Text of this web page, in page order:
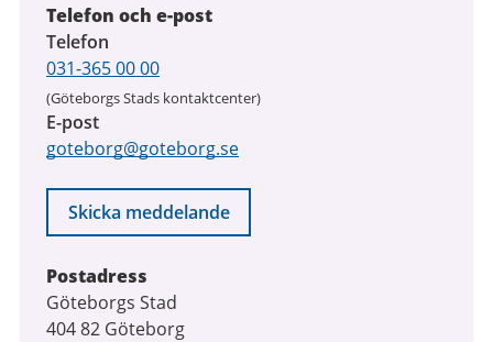
Telefon och e-post
Telefon
031-365 00 00
(Göteborgs Stads kontaktcenter)
E-post
goteborg@goteborg.se
Skicka meddelande
Postadress
Göteborgs Stad
404 82 Göteborg